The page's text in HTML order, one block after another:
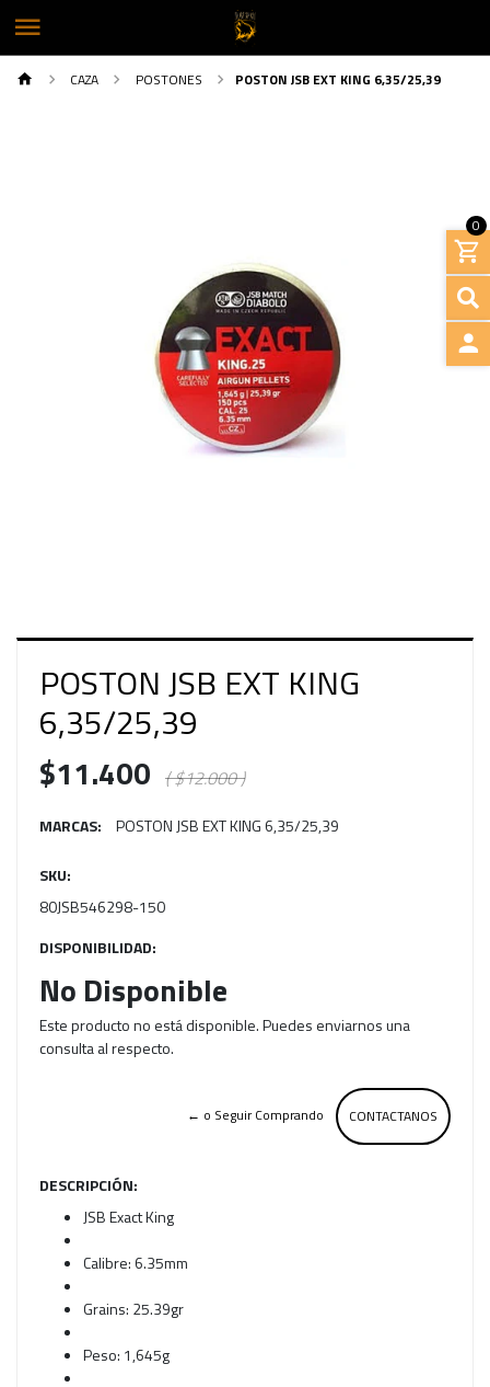
0
CAZA POSTONES POSTON JSB EXT KING 6,35/25,39
POSTON JSB EXT KING
6,35/25,39
$11.400 ( $12.000 )
MARCAS: POSTON JSB EXT KING 6,35/25,39
SKU:
80JSB546298-150
DISPONIBILIDAD:
No Disponible
Este producto no está disponible. Puedes enviarnos una
consulta al respecto.
CONTACTANOS
← o Seguir Comprando
DESCRIPCIÓN:
JSB Exact King
Calibre: 6.35mm
Grains: 25.39gr
Peso: 1,645g